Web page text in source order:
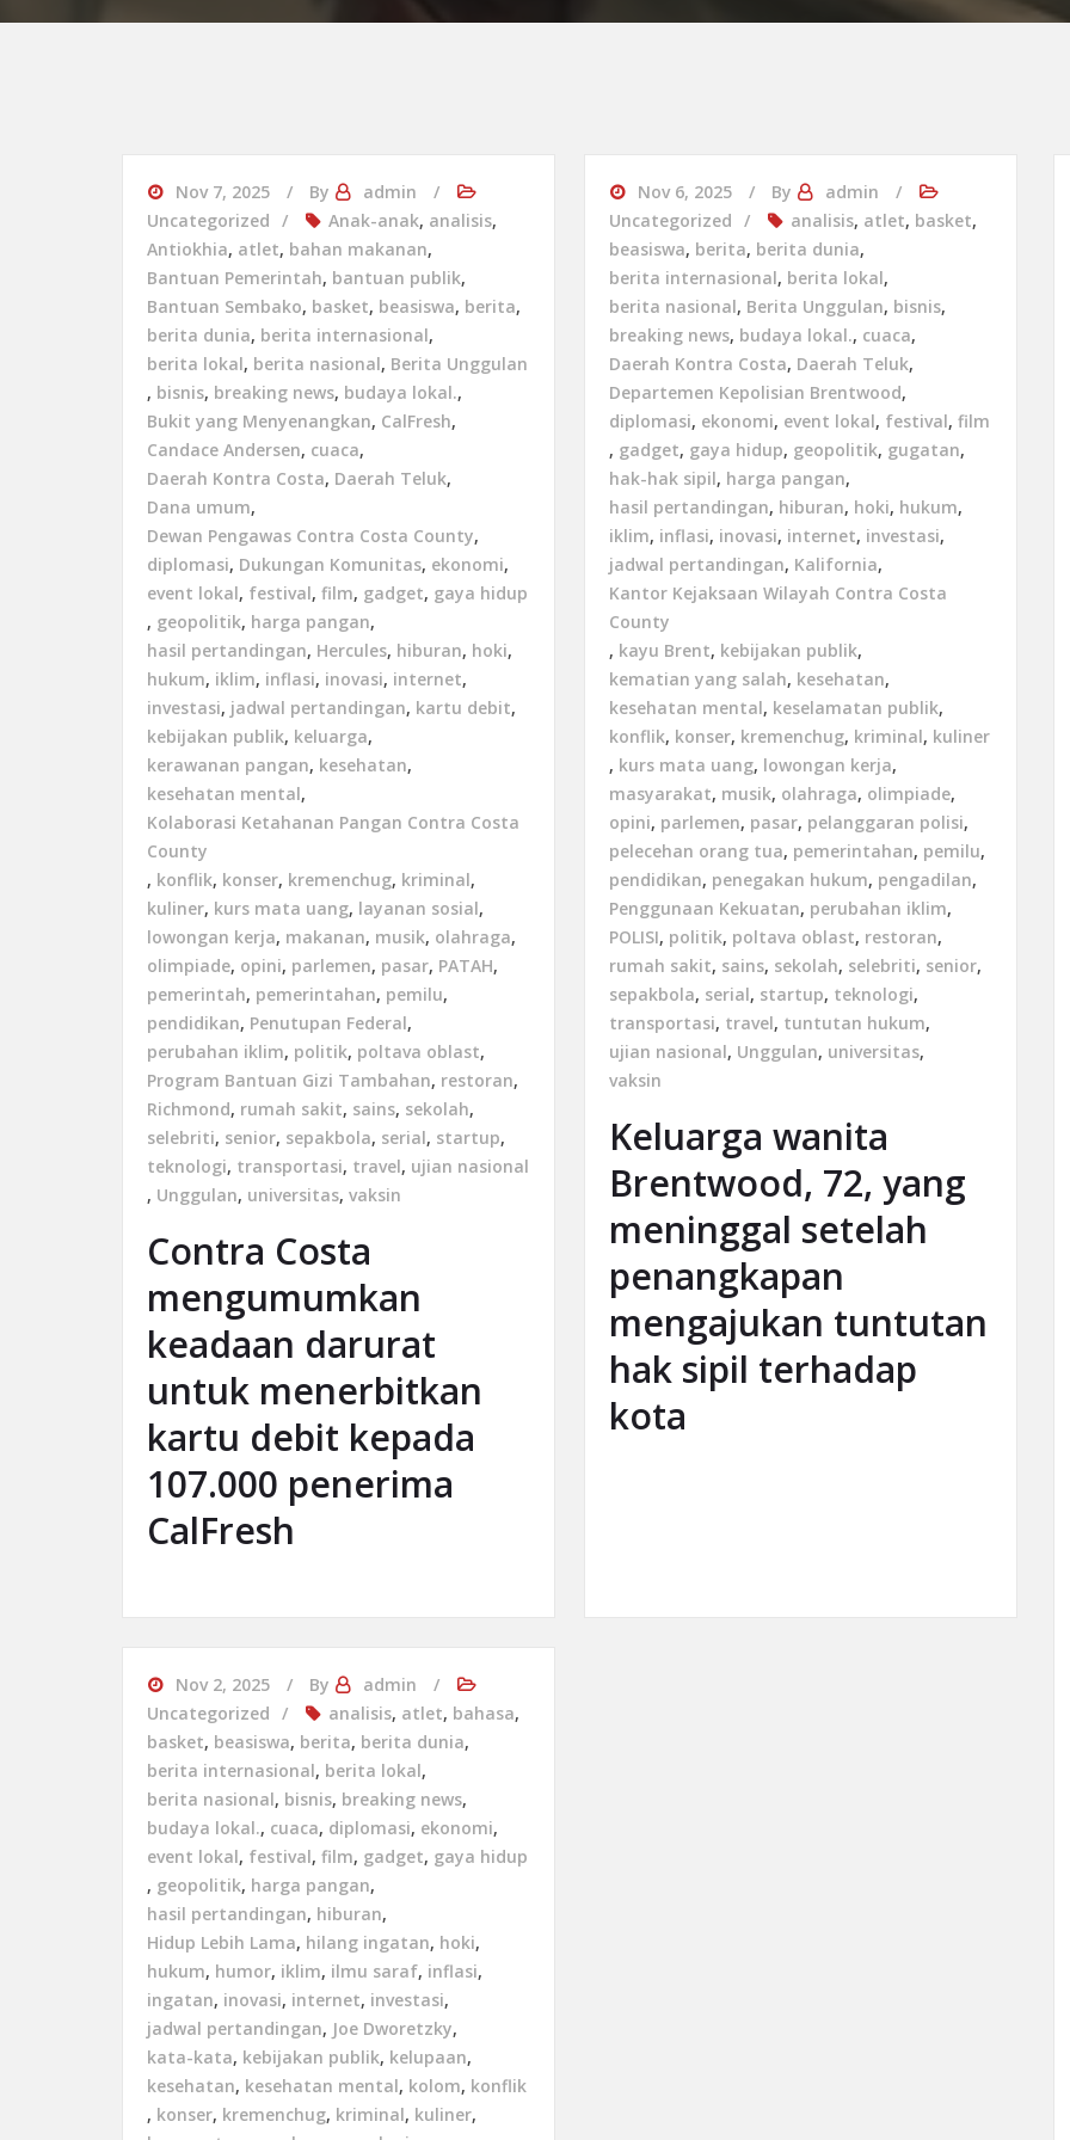
Nov 7, 2025 By
admin
Uncategorized
Anak-anak, analisis,
Antiokhia, atlet, bahan makanan,
Bantuan Pemerintah, bantuan publik,
Bantuan Sembako, basket, beasiswa, berita,
berita dunia, berita internasional,
berita lokal, berita nasional, Berita Unggulan
, bisnis, breaking news, budaya lokal.,
Bukit yang Menyenangkan, CalFresh,
Candace Andersen, cuaca,
Daerah Kontra Costa, Daerah Teluk,
Dana umum,
Dewan Pengawas Contra Costa County,
diplomasi, Dukungan Komunitas, ekonomi,
event lokal, festival, film, gadget, gaya hidup
, geopolitik, harga pangan,
hasil pertandingan, Hercules, hiburan, hoki,
hukum, iklim, inflasi, inovasi, internet,
investasi, jadwal pertandingan, kartu debit,
kebijakan publik, keluarga,
kerawanan pangan, kesehatan,
kesehatan mental,
Kolaborasi Ketahanan Pangan Contra Costa
County
, konflik, konser, kremenchug, kriminal,
kuliner, kurs mata uang, layanan sosial,
lowongan kerja, makanan, musik, olahraga,
olimpiade, opini, parlemen, pasar, PATAH,
pemerintah, pemerintahan, pemilu,
pendidikan, Penutupan Federal,
perubahan iklim, politik, poltava oblast,
Program Bantuan Gizi Tambahan, restoran,
Richmond, rumah sakit, sains, sekolah,
selebriti, senior, sepakbola, serial, startup,
teknologi, transportasi, travel, ujian nasional
, Unggulan, universitas, vaksin
Contra Costa
mengumumkan
keadaan darurat
untuk menerbitkan
kartu debit kepada
107.000 penerima
CalFresh
Nov 6, 2025 By
admin
Uncategorized
analisis, atlet, basket,
beasiswa, berita, berita dunia,
berita internasional, berita lokal,
berita nasional, Berita Unggulan, bisnis,
breaking news, budaya lokal., cuaca,
Daerah Kontra Costa, Daerah Teluk,
Departemen Kepolisian Brentwood,
diplomasi, ekonomi, event lokal, festival, film
, gadget, gaya hidup, geopolitik, gugatan,
hak-hak sipil, harga pangan,
hasil pertandingan, hiburan, hoki, hukum,
iklim, inflasi, inovasi, internet, investasi,
jadwal pertandingan, Kalifornia,
Kantor Kejaksaan Wilayah Contra Costa
County
, kayu Brent, kebijakan publik,
kematian yang salah, kesehatan,
kesehatan mental, keselamatan publik,
konflik, konser, kremenchug, kriminal, kuliner
, kurs mata uang, lowongan kerja,
masyarakat, musik, olahraga, olimpiade,
opini, parlemen, pasar, pelanggaran polisi,
pelecehan orang tua, pemerintahan, pemilu,
pendidikan, penegakan hukum, pengadilan,
Penggunaan Kekuatan, perubahan iklim,
POLISI, politik, poltava oblast, restoran,
rumah sakit, sains, sekolah, selebriti, senior,
sepakbola, serial, startup, teknologi,
transportasi, travel, tuntutan hukum,
ujian nasional, Unggulan, universitas,
vaksin
Keluarga wanita
Brentwood, 72, yang
meninggal setelah
penangkapan
mengajukan tuntutan
hak sipil terhadap
kota
Nov 2, 2025 By
admin
Uncategorized
analisis, atlet, bahasa,
basket, beasiswa, berita, berita dunia,
berita internasional, berita lokal,
berita nasional, bisnis, breaking news,
budaya lokal., cuaca, diplomasi, ekonomi,
event lokal, festival, film, gadget, gaya hidup
, geopolitik, harga pangan,
hasil pertandingan, hiburan,
Hidup Lebih Lama, hilang ingatan, hoki,
hukum, humor, iklim, ilmu saraf, inflasi,
ingatan, inovasi, internet, investasi,
jadwal pertandingan, Joe Dworetzky,
kata-kata, kebijakan publik, kelupaan,
kesehatan, kesehatan mental, kolom, konflik
, konser, kremenchug, kriminal, kuliner,